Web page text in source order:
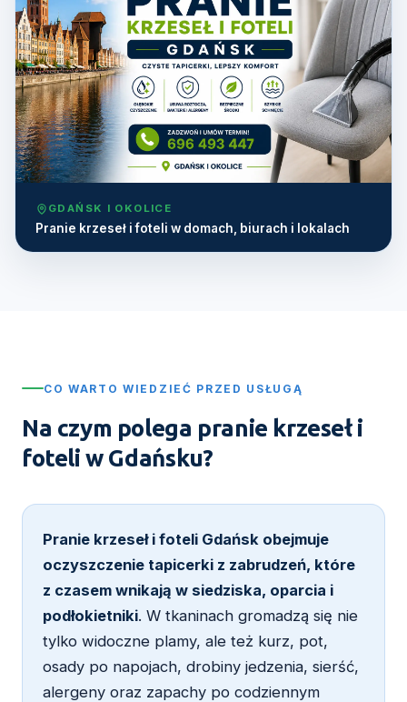
GDAŃSK I OKOLICE
Pranie krzeseł i foteli w domach, biurach i lokalach
CO WARTO WIEDZIEĆ PRZED USŁUGĄ
Na czym polega pranie krzeseł i
foteli w Gdańsku?
Pranie krzeseł i foteli Gdańsk obejmuje
oczyszczenie tapicerki z zabrudzeń, które
z czasem wnikają w siedziska, oparcia i
podłokietniki. W tkaninach gromadzą się nie
tylko widoczne plamy, ale też kurz, pot,
osady po napojach, drobiny jedzenia, sierść,
alergeny oraz zapachy po codziennym